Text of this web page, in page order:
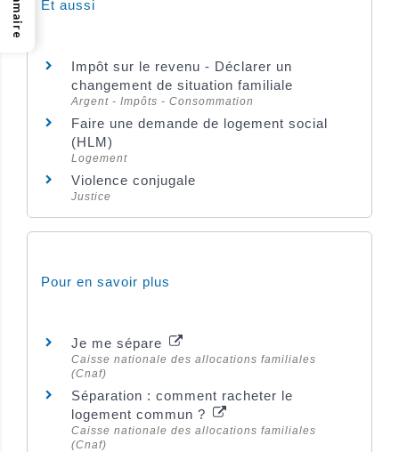
Et aussi
Impôt sur le revenu - Déclarer un
changement de situation familiale
Argent - Impôts - Consommation
Faire une demande de logement social
(HLM)
Logement
Violence conjugale
Justice
Pour en savoir plus
Je me sépare
Caisse nationale des allocations familiales
(Cnaf)
Séparation : comment racheter le
logement commun ?
Caisse nationale des allocations familiales
(Cnaf)